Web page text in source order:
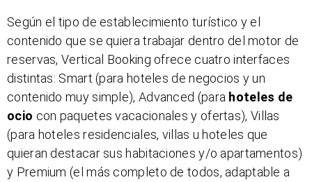
Según el tipo de establecimiento turístico y el
contenido que se quiera trabajar dentro del motor de
reservas, Vertical Booking ofrece cuatro interfaces
distintas: Smart (para hoteles de negocios y un
contenido muy simple), Advanced (para hoteles de
ocio con paquetes vacacionales y ofertas), Villas
(para hoteles residenciales, villas u hoteles que
quieran destacar sus habitaciones y/o apartamentos)
y Premium (el más completo de todos, adaptable a